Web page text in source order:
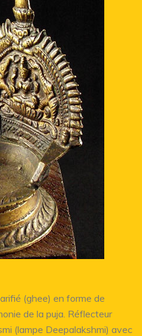
(ghee) en forme de
de la puja. Réflecteur
(lampe Deepalakshmi) avec